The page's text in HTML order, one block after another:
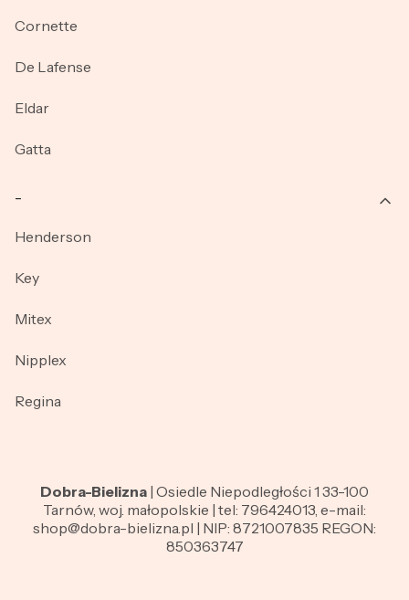
Cornette
De Lafense
Eldar
Gatta
Henderson
Key
Mitex
Nipplex
Regina
Dobra-Bielizna | Osiedle Niepodległości 1 33-100
Tarnów, woj. małopolskie | tel: 796424013, e-mail:
shop@dobra-bielizna.pl | NIP: 8721007835 REGON:
850363747